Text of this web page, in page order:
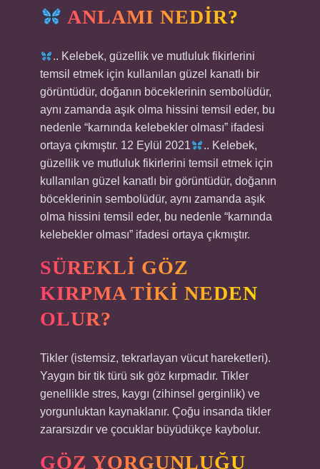
ANLAMI NEDIR?
.. Kelebek, güzellik ve mutluluk fikirlerini
temsil etmek için kullanılan güzel kanatlı bir
görüntüdür, doğanın böceklerinin sembolüdür,
aynı zamanda aşık olma hissini temsil eder, bu
nedenle “karnında kelebekler olması” ifadesi
ortaya çıkmıştır. 12 Eylül 2021
.. Kelebek,
güzellik ve mutluluk fikirlerini temsil etmek için
kullanılan güzel kanatlı bir görüntüdür, doğanın
böceklerinin sembolüdür, aynı zamanda aşık
olma hissini temsil eder, bu nedenle “karnında
kelebekler olması” ifadesi ortaya çıkmıştır.
SÜREKLI GÖZ
KIRPMA TIKI NEDEN
OLUR?
Tikler (istemsiz, tekrarlayan vücut hareketleri).
Yaygın bir tik türü sık göz kırpmadır. Tikler
genellikle stres, kaygı (zihinsel gerginlik) ve
yorgunluktan kaynaklanır. Çoğu insanda tikler
zararsızdır ve çocuklar büyüdükçe kaybolur.
GÖZ YORGUNLUĞU